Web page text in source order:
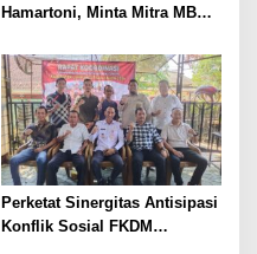
Hamartoni, Minta Mitra MBG
Anak Penerima Manfaat
Perketat Sinergitas Antisipasi
Konflik Sosial FKDM